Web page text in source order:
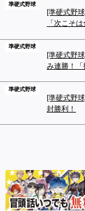
準硬式野球
[準硬式野
「次こそ
準硬式野球
[準硬式野
み連勝！「
準硬式野球
[準硬式野
封勝利！